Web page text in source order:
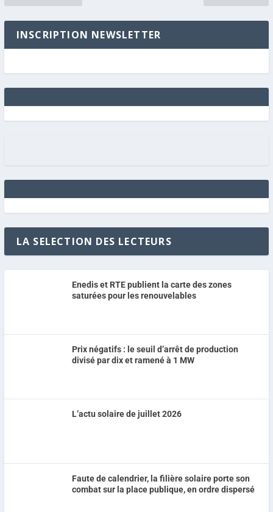
INSCRIPTION NEWSLETTER
LA SELECTION DES LECTEURS
Enedis et RTE publient la carte des zones
saturées pour les renouvelables
Prix négatifs : le seuil d’arrêt de production
divisé par dix et ramené à 1 MW
L’actu solaire de juillet 2026
Faute de calendrier, la filière solaire porte son
combat sur la place publique, en ordre dispersé